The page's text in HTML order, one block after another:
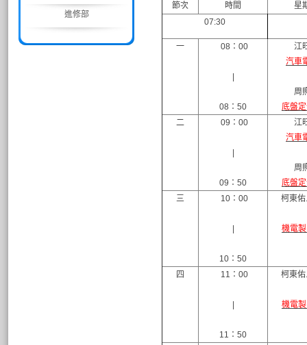
進修部
節次
時間
星
07:30
一 08：00
08：50
江
汽車
周
底盤
二
09：00
09：50
江
汽車
周
底盤
三
10：00
10：50
柯東
機電
四 11：00
11：50
柯東
機電